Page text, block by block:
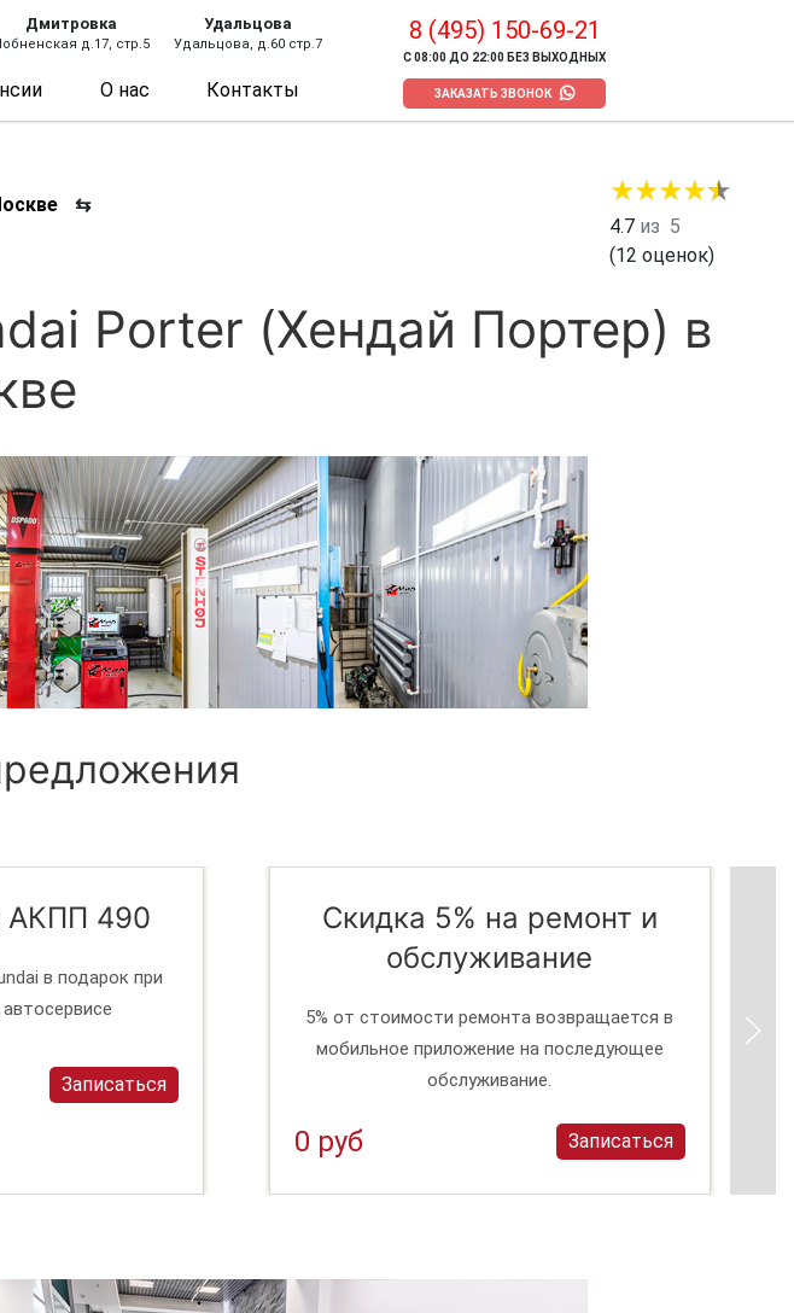
Дмитровка
д.17, стр.5
Удальцова
Удальцова, д.60 стр.7
О нас Контакты
8 (495) 150-69-21
С 08:00 ДО 22:00 БЕЗ ВЫХОДНЫХ
ЗАКАЗАТЬ ЗВОНОК
⇆
4.7 из 5
(12 оценок)
Porter (Хендай Портер) в
АКПП 490
в подарок при
Записаться
Скидка 5% на ремонт и
обслуживание
5% от стоимости ремонта возвращается в
мобильное приложение на последующее
обслуживание.
0 руб Записаться